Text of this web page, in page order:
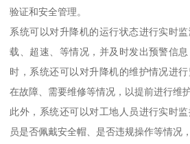
验证和安全管理。
系统可以对升降机的运行状态进行实时
载、超速、等情况，并及时发出预警信
时，系统还可以对升降机的维护情况进
在故障、需要维修等情况，以提前进行维
此外，系统还可以对工地人员进行实时
员是否佩戴安全帽、是否违规操作等情况